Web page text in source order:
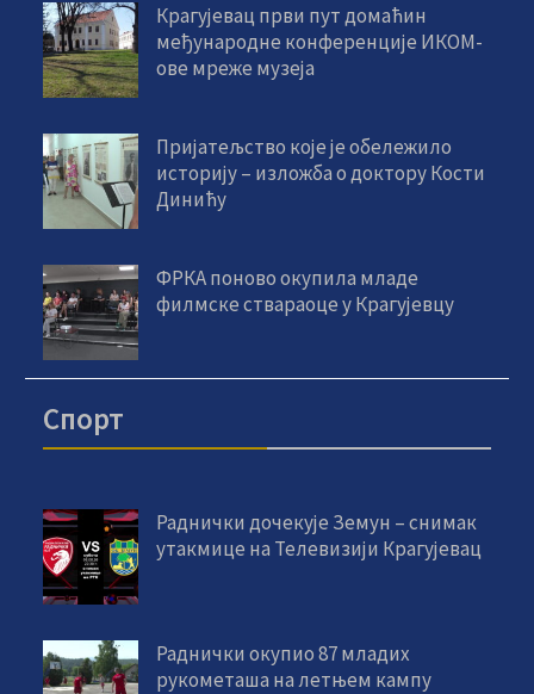
Крагујевац први пут домаћин
међународне конференције ИКОМ-
ове мреже музеја
Пријатељство које је обележило
историју – изложба о доктору Кости
Динићу
ФРКА поново окупила младе
филмске ствараоце у Крагујевцу
Спорт
Раднички дочекује Земун – снимак
утакмице на Телевизији Крагујевац
Раднички окупио 87 младих
рукометаша на летњем кампу